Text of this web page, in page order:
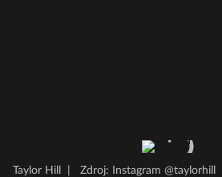
Taylor Hill Zdroj: Instagram @taylorhill